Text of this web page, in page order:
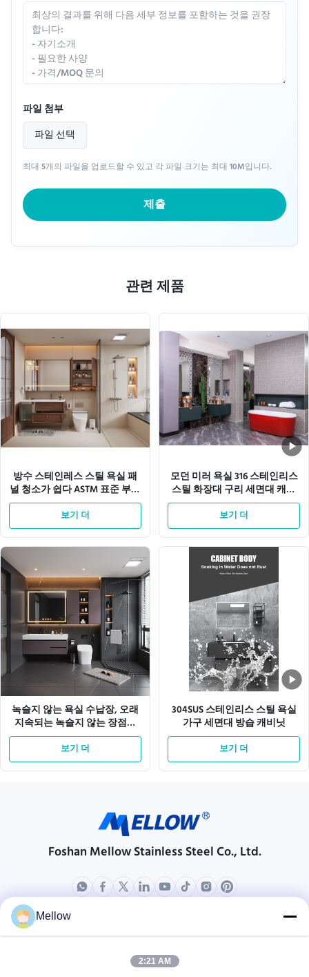
파일 첨부
파일 선택
최대 5개의 파일을 업로드할 수 있고 각 파일 크기는 최대 10M입니다.
제출
관련 제품
방수 스테인레스 스틸 욕실 패
널 청소가 쉽다 ASTM 표준 부패
저항성 내구성 및 기관용
보기 더
모던 미러 욕실 316 스테인리스
스틸 화장대 구리 세면대 캐비
닛
보기 더
녹슬지 않는 욕실 수납장, 오래
지속되는 녹슬지 않는 장점과
세련된 욕실 장식을 제공하는
욕실 액세서리
보기 더
304SUS 스테인리스 스틸 욕실
가구 세면대 방습 캐비닛
보기 더
Foshan Mellow Stainless Steel Co., Ltd.
상품
회사 프로필
Mellow
2:21 AM